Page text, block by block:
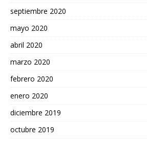
septiembre 2020
mayo 2020
abril 2020
marzo 2020
febrero 2020
enero 2020
diciembre 2019
octubre 2019